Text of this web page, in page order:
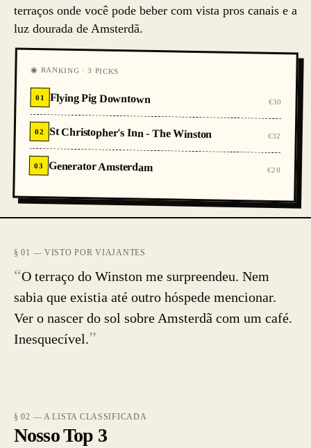
terraços onde você pode beber com vista pros canais e a
luz dourada de Amsterdã.
◉ RANKING · 3 PICKS
01 Flying Pig Downtown €30
02 St Christopher's Inn - The Winston €32
03 Generator Amsterdam €28
§ 01 — VISTO POR VIAJANTES
“O terraço do Winston me surpreendeu. Nem
sabia que existia até outro hóspede mencionar.
Ver o nascer do sol sobre Amsterdã com um café.
Inesquecível.”
§ 02 — A LISTA CLASSIFICADA
Nosso Top 3